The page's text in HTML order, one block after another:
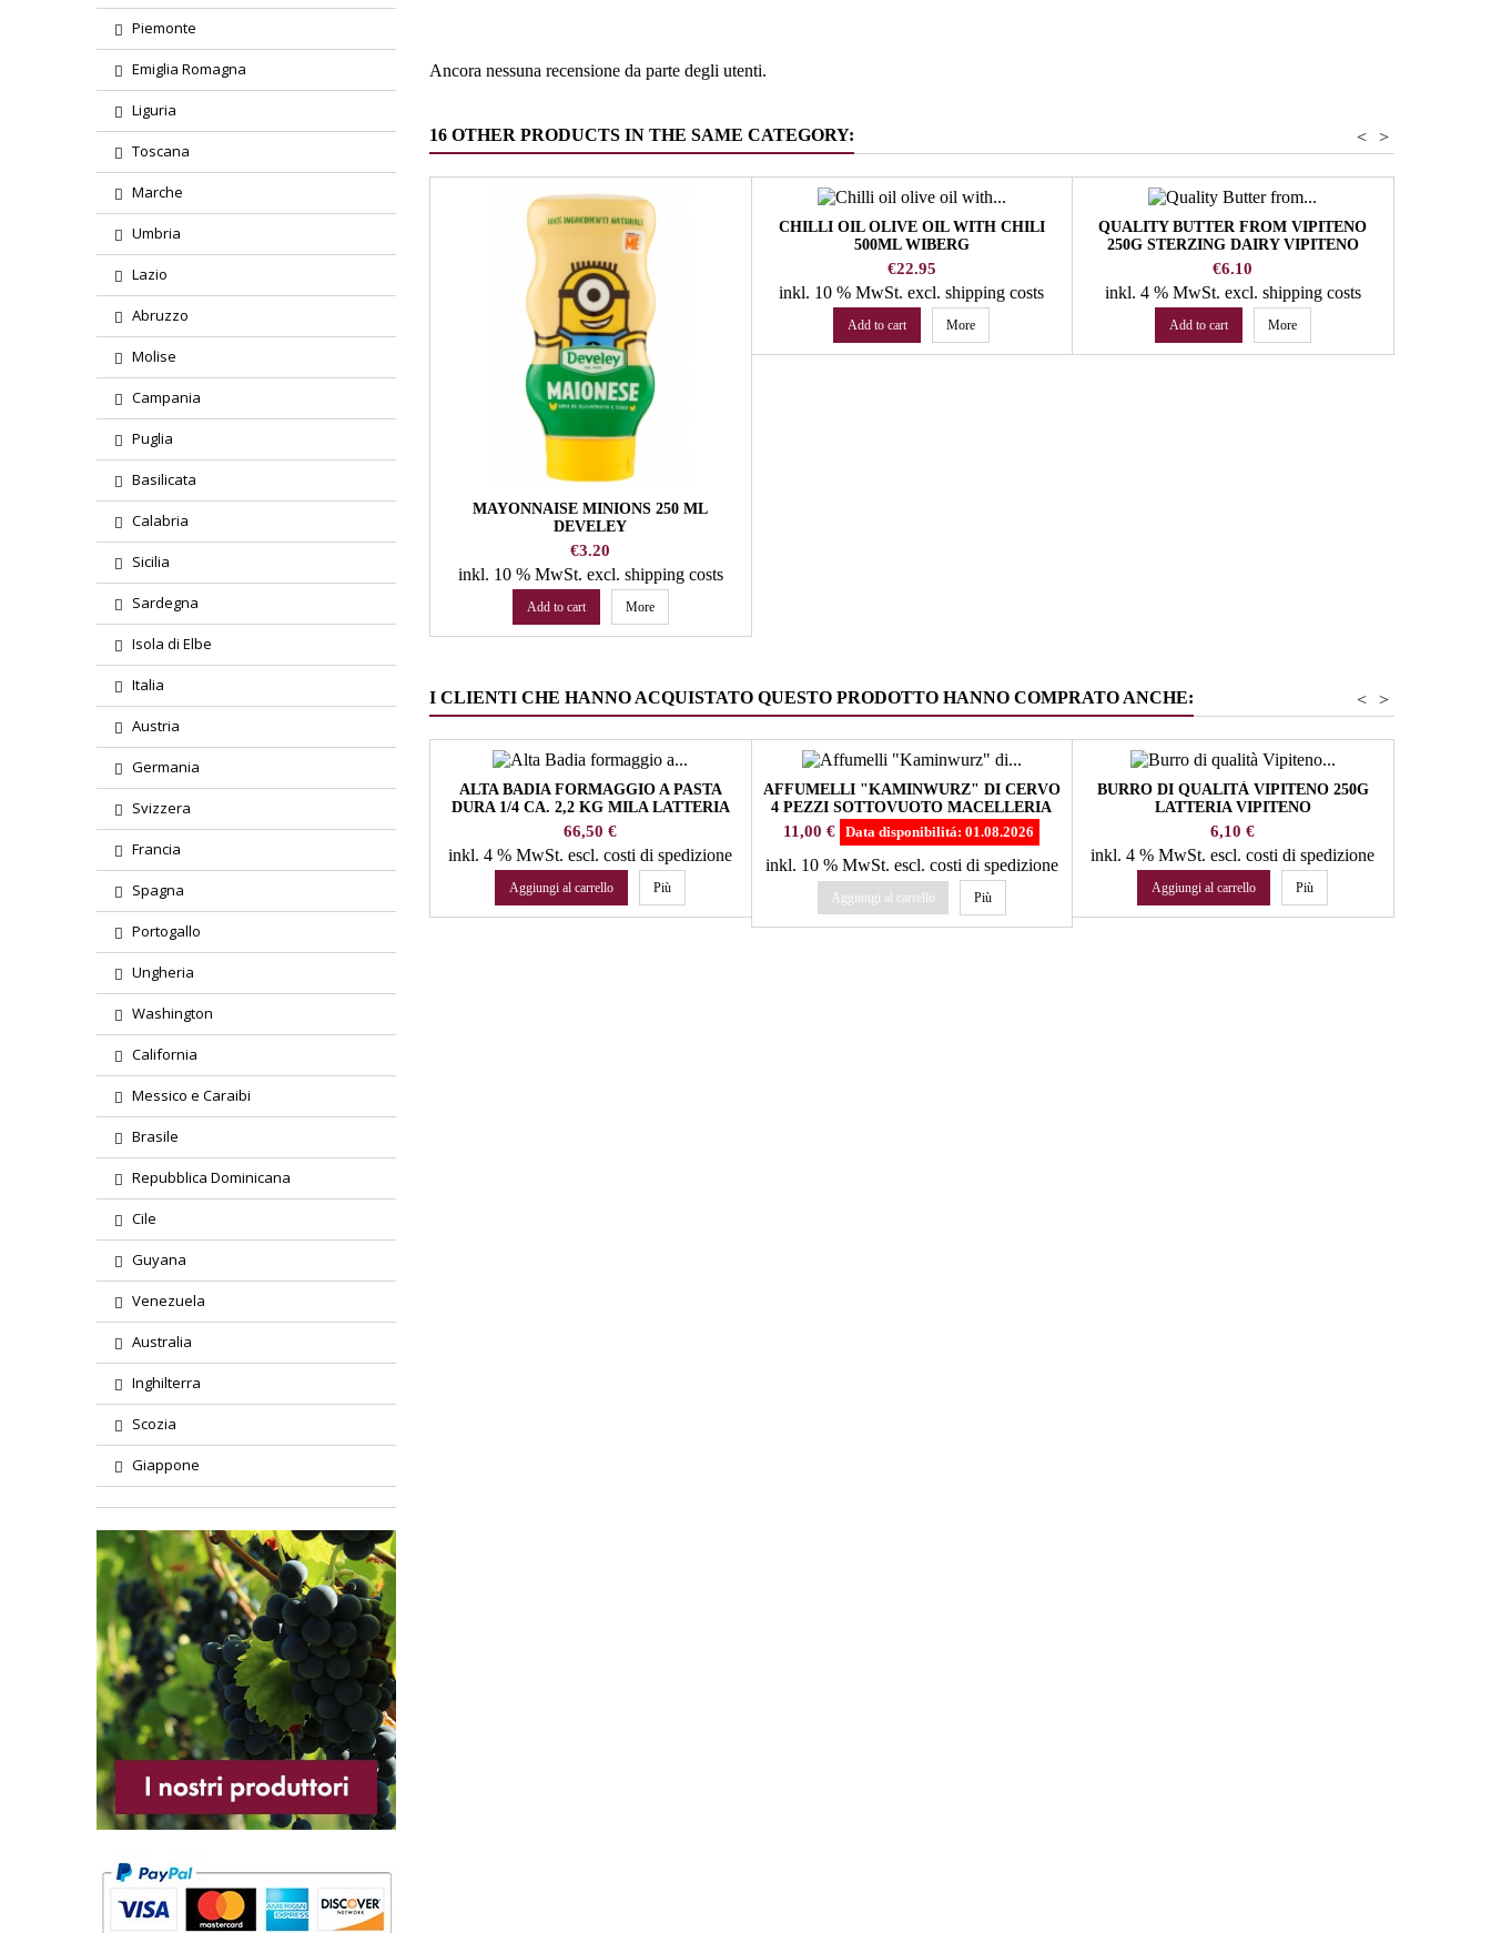
Piemonte
Emiglia Romagna
Liguria
Toscana
Marche
Umbria
Lazio
Abruzzo
Molise
Campania
Puglia
Basilicata
Calabria
Sicilia
Sardegna
Isola di Elbe
Italia
Austria
Germania
Svizzera
Francia
Spagna
Portogallo
Ungheria
Washington
California
Messico e Caraibi
Brasile
Repubblica Dominicana
Cile
Guyana
Venezuela
Australia
Inghilterra
Scozia
Giappone
Ancora nessuna recensione da parte degli utenti.
16 OTHER PRODUCTS IN THE SAME CATEGORY: >
<
MAYONNAISE MINIONS 250 ML
DEVELEY
Price
€3.20
inkl. 10 % MwSt. excl. shipping costs
Add to cart More
CHILLI OIL OLIVE OIL WITH CHILI
500ML WIBERG
Price
€22.95
inkl. 10 % MwSt.excl. shipping costs
Add to cart More
QUALITY BUTTER FROM VIPITENO
250G STERZING DAIRY VIPITENO
Price
€6.10
inkl. 4 % MwSt. excl. shipping costs
Add to cart More
I CLIENTI CHE HANNO ACQUISTATO QUESTO PRODOTTO HANNO COMPRATO ANCHE: >
<
ALTA BADIA FORMAGGIO A PASTA
DURA 1/4 CA. 2,2 KG MILA LATTERIA
Prezzo
66,50 €
inkl. 4 % MwSt.escl. costi di spedizione
Aggiungi al carrello Più
AFFUMELLI "KAMINWURZ" DI CERVO
4 PEZZI SOTTOVUOTO MACELLERIA
TROCKNER
Prezzo
11,00 € Data disponibilitá: 01.08.2026
inkl. 10 % MwSt. escl. costi di spedizione
Aggiungi al carrello Più
BURRO DI QUALITÀ VIPITENO 250G
LATTERIA VIPITENO
Prezzo
6,10 €
inkl. 4 % MwSt.escl. costi di spedizione
Aggiungi al carrello Più